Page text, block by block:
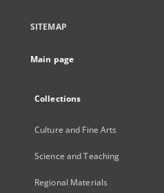
SITEMAP
Main page
Collections
Culture and Fine Arts
Science and Teaching
Regional Materials